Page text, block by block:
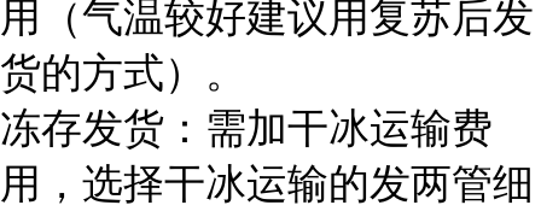
用（气温较好建议用复苏后发
货的方式）。
冻存发货：需加干冰运输费
用，选择干冰运输的发两管细